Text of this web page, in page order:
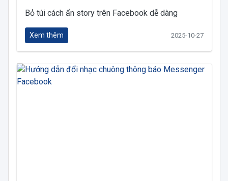
Bỏ túi cách ẩn story trên Facebook dễ dàng
Xem thêm 2025-10-27